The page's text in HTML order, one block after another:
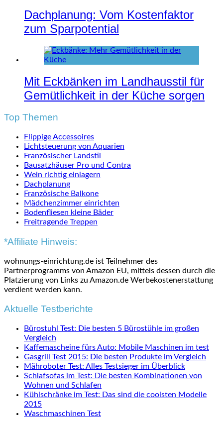
Dachplanung: Vom Kostenfaktor
zum Sparpotential
Mit Eckbänken im Landhausstil für
Gemütlichkeit in der Küche sorgen
Top Themen
Flippige Accessoires
Lichtsteuerung von Aquarien
Französischer Landstil
Bausatzhäuser Pro und Contra
Wein richtig einlagern
Dachplanung
Französische Balkone
Mädchenzimmer einrichten
Bodenfliesen kleine Bäder
Freitragende Treppen
*Affiliate Hinweis:
wohnungs-einrichtung.de ist Teilnehmer des
Partnerprogramms von Amazon EU, mittels dessen durch die
Platzierung von Links zu Amazon.de Werbekostenerstattung
verdient werden kann.
Aktuelle Testberichte
Bürostuhl Test: Die besten 5 Bürostühle im großen
Vergleich
Kaffemascheine fürs Auto: Mobile Maschinen im test
Gasgrill Test 2015: Die besten Produkte im Vergleich
Mähroboter Test: Alles Testsieger im Überblick
Schlafsofas im Test: Die besten Kombinationen von
Wohnen und Schlafen
Kühlschränke im Test: Das sind die coolsten Modelle
2015
Waschmaschinen Test